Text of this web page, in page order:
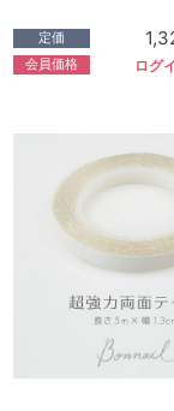
定価
会員価格 ログ